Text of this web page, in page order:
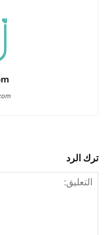
ترك الرد